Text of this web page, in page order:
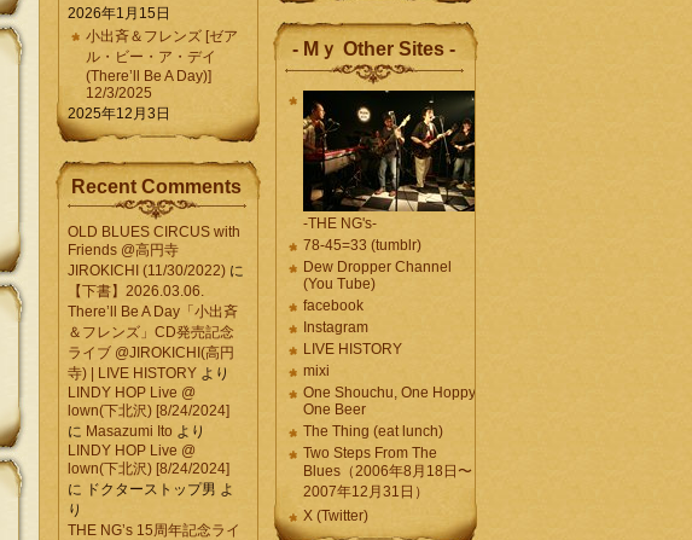
2026年1月15日
小出斉＆フレンズ [ゼア
ル・ビー・ア・デイ
(There’ll Be A Day)]
12/3/2025
2025年12月3日
Recent Comments
OLD BLUES CIRCUS with
Friends @高円寺
JIROKICHI (11/30/2022) に
【下書】2026.03.06.
There’ll Be A Day「小出斉
＆フレンズ」CD発売記念
ライブ @JIROKICHI(高円
寺) | LIVE HISTORY より
LINDY HOP Live @
lown(下北沢) [8/24/2024]
に Masazumi Ito より
LINDY HOP Live @
lown(下北沢) [8/24/2024]
に ドクターストップ男 よ
り
THE NG’s 15周年記念ライ
- Mｙ Other Sites -
-THE NG's-
78-45=33 (tumblr)
Dew Dropper Channel
(You Tube)
facebook
Instagram
LIVE HISTORY
mixi
One Shouchu, One Hoppy.
One Beer
The Thing (eat lunch)
Two Steps From The
Blues（2006年8月18日〜
2007年12月31日）
X (Twitter)